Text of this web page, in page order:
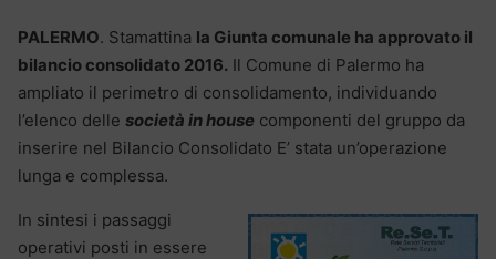
PALERMO. Stamattina la Giunta comunale ha approvato il
bilancio consolidato 2016. Il Comune di Palermo ha
ampliato il perimetro di consolidamento, individuando
l’elenco delle società in house componenti del gruppo da
inserire nel Bilancio Consolidato E’ stata un’operazione
lunga e complessa.
In sintesi i passaggi
operativi posti in essere